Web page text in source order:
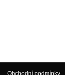
Obchodní podmínky